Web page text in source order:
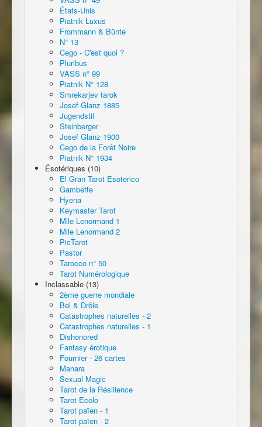
États-Unis
Piatnik Luxus
Frommann & Bünte
N° 13
Cego - C'est quoi ?
Pluribus
VASS n° 99
Piatnik N° 128
Smrekarjev tarok
Josef Glanz 1885
Jugendstil
Steinberger
Josef Glanz 1900
Cego de la Forêt Noire
Piatnik N° 1934
Ésotériques (10)
El Gran Tarot Esoterico
Gambette
Hyena
Keymaster Tarot
Mlle Lenormand 1
Mlle Lenormand 2
PicTarot
Pastor
Tarocco n° 50
Tarot Numérologique
Inclassable (13)
2ème guerre mondiale
Bel & Drôle
Catastrophes naturelles - 2
Catastrophes naturelles - 1
Dishonored
Fantasy érotique
Fournier - 26 cartes
Manara
Sexual Magic
Tarot de la Résilience
Tarot Ecolo
Tarot païen - 1
Tarot païen - 2